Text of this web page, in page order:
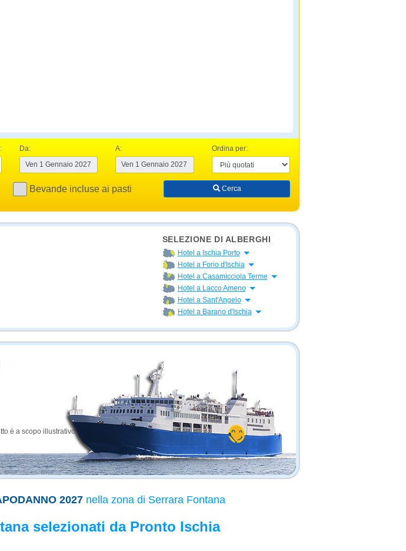
Da: A: Ordina per:
Bevande incluse ai pasti Cerca
SELEZIONE DI ALBERGHI
Hotel a Ischia Porto Apri menu
Hotel a Forio d'Ischia Apri menu
Hotel a Casamicciola Terme Apri menu
Hotel a Lacco Ameno Apri menu
Hotel a Sant'Angelo Apri menu
Hotel a Barano d'Ischia Apri menu
è a scopo illustrativo.
2027nella zona di Serrara Fontana
selezionati da Pronto Ischia